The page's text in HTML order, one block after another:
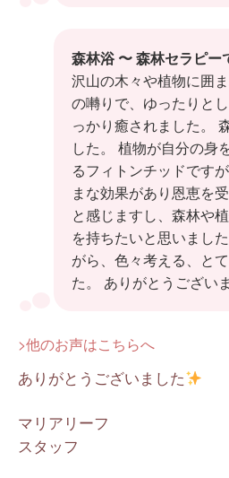
森林浴 〜 森林セラピー
沢山の木々や植物に囲
の囀りで、ゆったりと
っかり癒されました。
した。 植物が自分の身
るフィトンチッドです
まな効果があり恩恵を
と感じますし、森林や
を持ちたいと思いまし
がら、色々考える、と
た。 ありがとうござい
>他のお声はこちらへ
ありがとうございました
マリアリーフ
スタッフ